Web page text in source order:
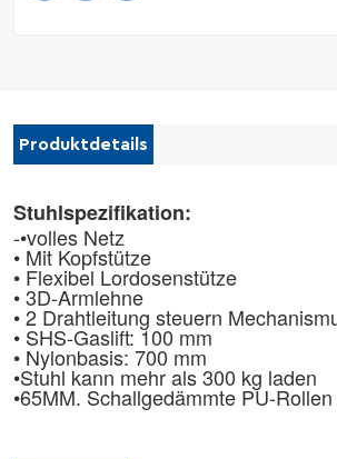
Produktdetails
Stuhlspezifikation:
-•volles Netz
• Mit Kopfstütze
• Flexibel Lordosenstütze
• 3D-Armlehne
• 2 Drahtleitung steuern
• SHS-Gaslift: 100 mm
• Nylonbasis: 700 mm
•Stuhl kann mehr als 300 kg laden
•65MM. Schallgedämmte PU-Rollen